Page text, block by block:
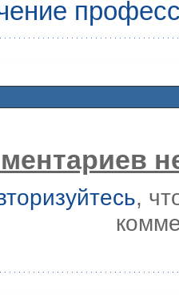
,